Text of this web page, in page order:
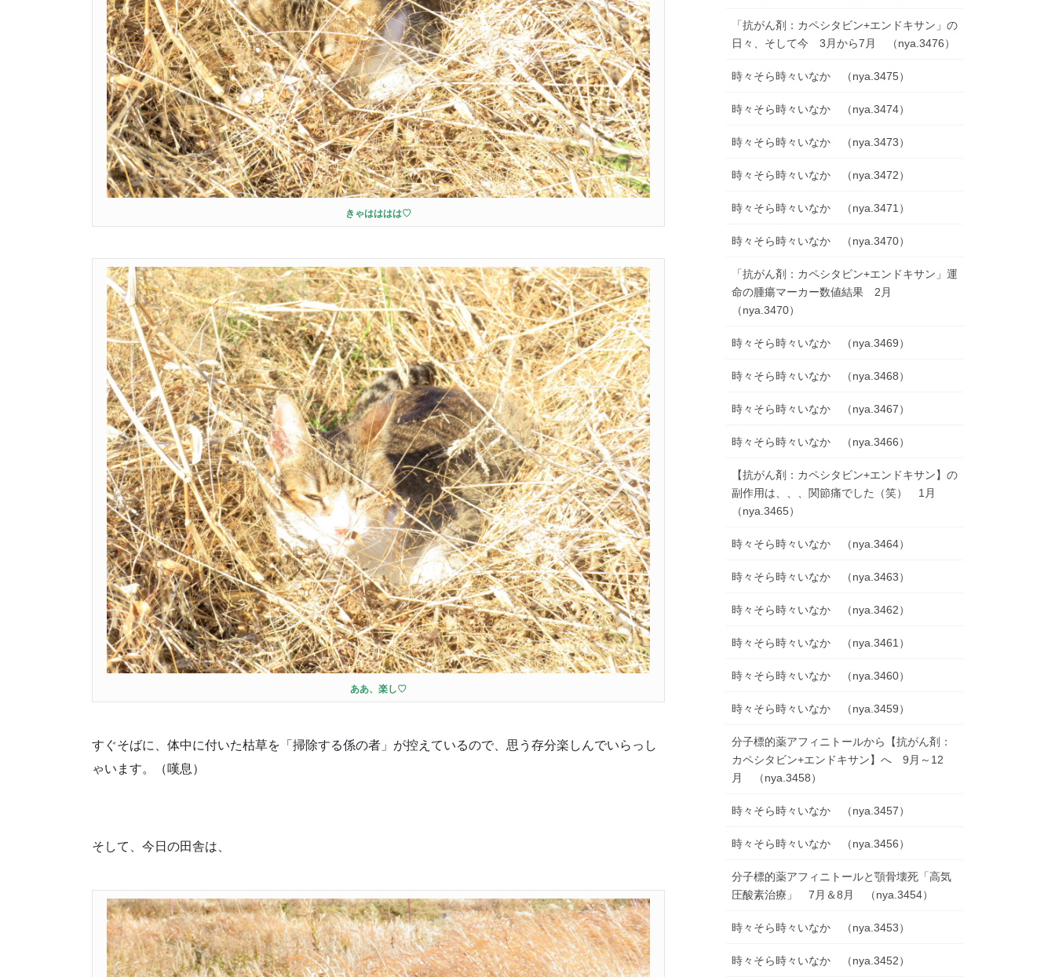
きゃはははは♡
ああ、楽し♡
すぐそばに、体中に付いた枯草を「掃除する係の者」が控えているので、思う存分楽しんでいらっし
ゃいます。（嘆息）
そして、今日の田舎は、
「抗がん剤：カペシタビン+エンドキサン」の
日々、そして今 3月から7月 （nya.3476）
時々そら時々いなか （nya.3475）
時々そら時々いなか （nya.3474）
時々そら時々いなか （nya.3473）
時々そら時々いなか （nya.3472）
時々そら時々いなか （nya.3471）
時々そら時々いなか （nya.3470）
「抗がん剤：カペシタビン+エンドキサン」運
命の腫瘍マーカー数値結果 2月
（nya.3470）
時々そら時々いなか （nya.3469）
時々そら時々いなか （nya.3468）
時々そら時々いなか （nya.3467）
時々そら時々いなか （nya.3466）
【抗がん剤：カペシタビン+エンドキサン】の
副作用は、、、関節痛でした（笑） 1月
（nya.3465）
時々そら時々いなか （nya.3464）
時々そら時々いなか （nya.3463）
時々そら時々いなか （nya.3462）
時々そら時々いなか （nya.3461）
時々そら時々いなか （nya.3460）
時々そら時々いなか （nya.3459）
分子標的薬アフィニトールから【抗がん剤：
カペシタビン+エンドキサン】へ 9月～12
月 （nya.3458）
時々そら時々いなか （nya.3457）
時々そら時々いなか （nya.3456）
分子標的薬アフィニトールと顎骨壊死「高気
圧酸素治療」 7月＆8月 （nya.3454）
時々そら時々いなか （nya.3453）
時々そら時々いなか （nya.3452）